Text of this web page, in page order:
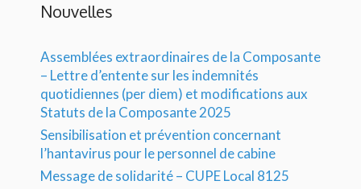
Nouvelles
Assemblées extraordinaires de la Composante
– Lettre d’entente sur les indemnités
quotidiennes (per diem) et modifications aux
Statuts de la Composante 2025
Sensibilisation et prévention concernant
l’hantavirus pour le personnel de cabine
Message de solidarité – CUPE Local 8125